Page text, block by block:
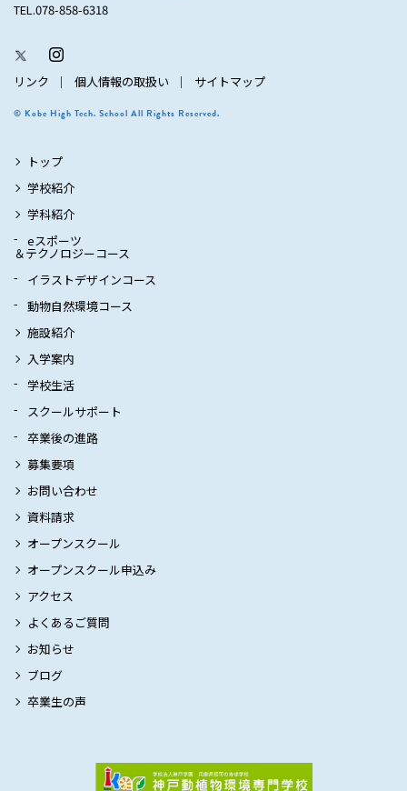
TEL.078-858-6318
リンク 個人情報の取扱い サイトマップ
© Kobe High Tech. School All Rights Reserved.
トップ
学校紹介
学科紹介
eスポーツ
＆テクノロジーコース
イラストデザインコース
動物自然環境コース
施設紹介
入学案内
学校生活
スクールサポート
卒業後の進路
募集要項
お問い合わせ
資料請求
オープンスクール
オープンスクール申込み
アクセス
よくあるご質問
お知らせ
ブログ
卒業生の声